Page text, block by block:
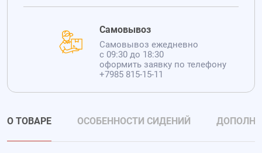
Самовывоз
Самовывоз ежедневно
с 09:30 до 18:30
оформить заявку по телефону
+7985 815-15-11
О ТОВАРЕ ОСОБЕННОСТИ СИДЕНИЙ